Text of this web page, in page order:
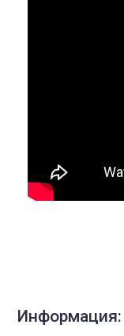
Информация: